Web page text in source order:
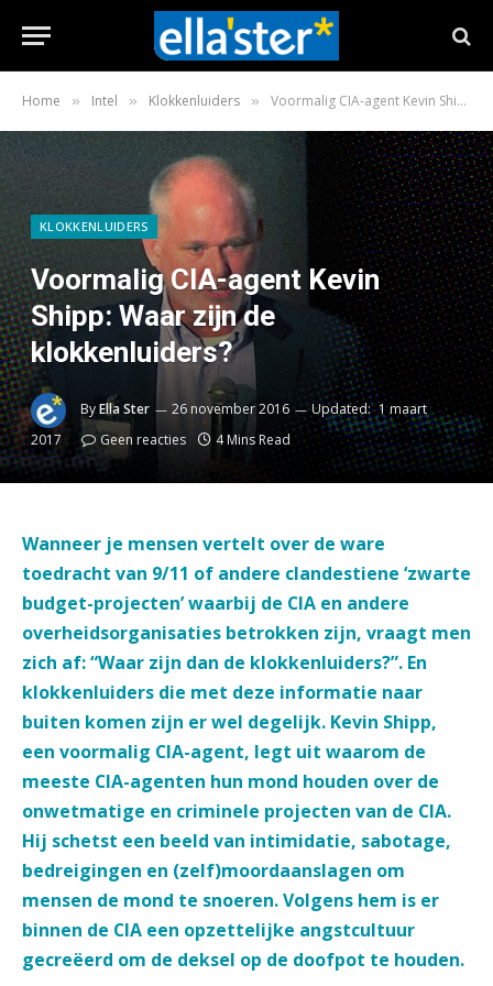
Home » Intel » Klokkenluiders » Voormalig CIA-agent Kevin Shipp: Waar zijn de klokkenluiders?
KLOKKENLUIDERS
Voormalig CIA-agent Kevin
Shipp: Waar zijn de
klokkenluiders?
ByElla Ster 26 november 2016 Updated: 1 maart
2017
Geen reacties 4 Mins Read
Wanneer je mensen vertelt over de ware
toedracht van 9/11 of andere clandestiene ‘zwarte
budget-projecten’ waarbij de CIA en andere
overheidsorganisaties betrokken zijn, vraagt men
zich af: “Waar zijn dan de klokkenluiders?”. En
klokkenluiders die met deze informatie naar
buiten komen zijn er wel degelijk. Kevin Shipp,
een voormalig CIA-agent, legt uit waarom de
meeste CIA-agenten hun mond houden over de
onwetmatige en criminele projecten van de CIA.
Hij schetst een beeld van intimidatie, sabotage,
bedreigingen en (zelf)moordaanslagen om
mensen de mond te snoeren. Volgens hem is er
binnen de CIA een opzettelijke angstcultuur
gecreëerd om de deksel op de doofpot te houden.